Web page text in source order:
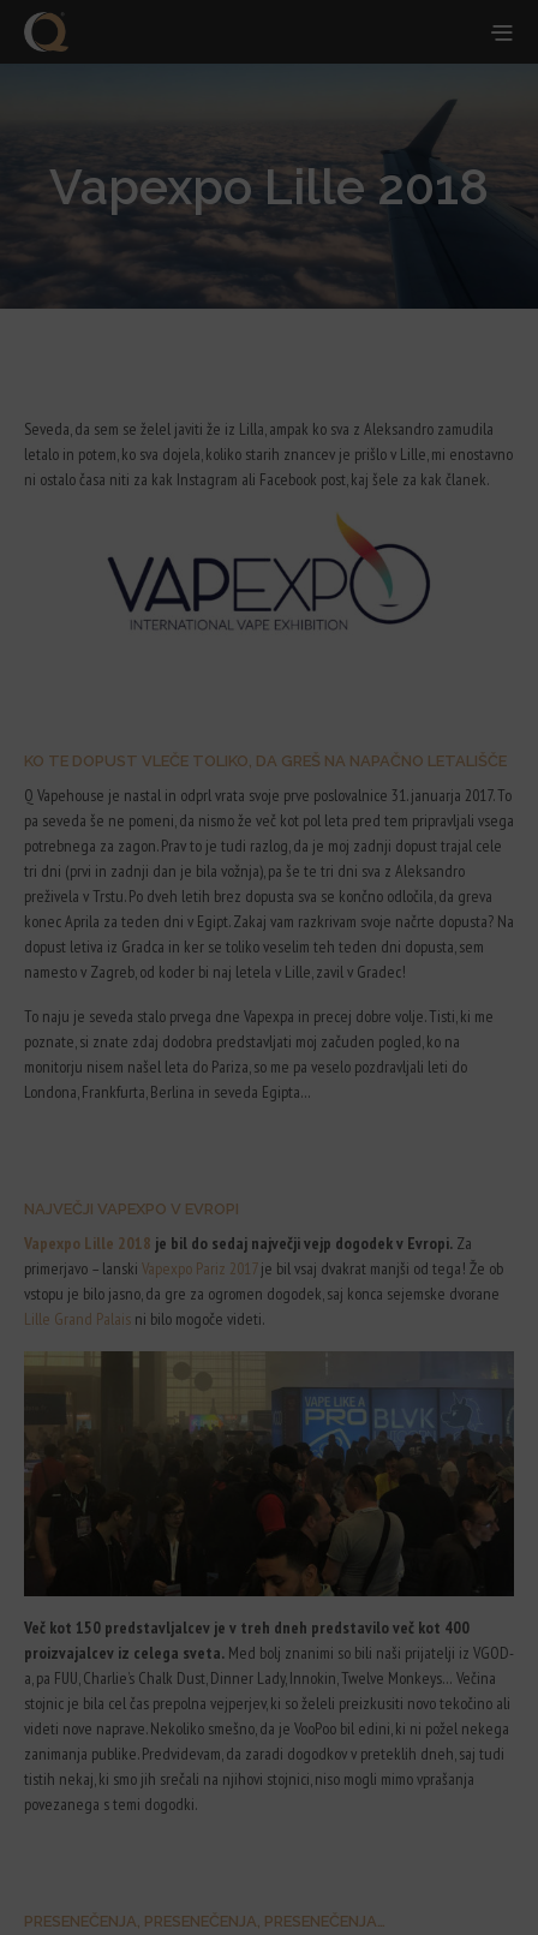
Vapexpo Lille 2018
Seveda, da sem se želel javiti že iz Lilla, ampak ko sva z Aleksandro zamudila
letalo in potem, ko sva dojela, koliko starih znancev je prišlo v Lille, mi enostavno
ni ostalo časa niti za kak Instagram ali Facebook post, kaj šele za kak članek.
KO TE DOPUST VLEČE TOLIKO, DA GREŠ NA NAPAČNO LETALIŠČE
Q Vapehouse je nastal in odprl vrata svoje prve poslovalnice 31. januarja 2017. To
pa seveda še ne pomeni, da nismo že več kot pol leta pred tem pripravljali vsega
potrebnega za zagon. Prav to je tudi razlog, da je moj zadnji dopust trajal cele
tri dni (prvi in zadnji dan je bila vožnja), pa še te tri dni sva z Aleksandro
preživela v Trstu. Po dveh letih brez dopusta sva se končno odločila, da greva
konec Aprila za teden dni v Egipt. Zakaj vam razkrivam svoje načrte dopusta? Na
dopust letiva iz Gradca in ker se toliko veselim teh teden dni dopusta, sem
namesto v Zagreb, od koder bi naj letela v Lille, zavil v Gradec!
To naju je seveda stalo prvega dne Vapexpa in precej dobre volje. Tisti, ki me
poznate, si znate zdaj dodobra predstavljati moj začuden pogled, ko na
monitorju nisem našel leta do Pariza, so me pa veselo pozdravljali leti do
Londona, Frankfurta, Berlina in seveda Egipta…
NAJVEČJI VAPEXPO V EVROPI
Vapexpo Lille 2018 je bil do sedaj največji vejp dogodek v Evropi. Za
primerjavo – lanski Vapexpo Pariz 2017je bil vsaj dvakrat manjši od tega! Že ob
vstopu je bilo jasno, da gre za ogromen dogodek, saj konca sejemske dvorane
Lille Grand Palais ni bilo mogoče videti.
Več kot 150 predstavljalcev je v treh dneh predstavilo več kot 400
proizvajalcev iz celega sveta. Med bolj znanimi so bili naši prijatelji iz VGOD-
a, pa FUU, Charlie’s Chalk Dust, Dinner Lady, Innokin, Twelve Monkeys… Večina
stojnic je bila cel čas prepolna vejperjev, ki so želeli preizkusiti novo tekočino ali
videti nove naprave. Nekoliko smešno, da je VooPoo bil edini, ki ni požel nekega
zanimanja publike. Predvidevam, da zaradi dogodkov v preteklih dneh, saj tudi
tistih nekaj, ki smo jih srečali na njihovi stojnici, niso mogli mimo vprašanja
povezanega s temi dogodki.
PRESENEČENJA, PRESENEČENJA, PRESENEČENJA…